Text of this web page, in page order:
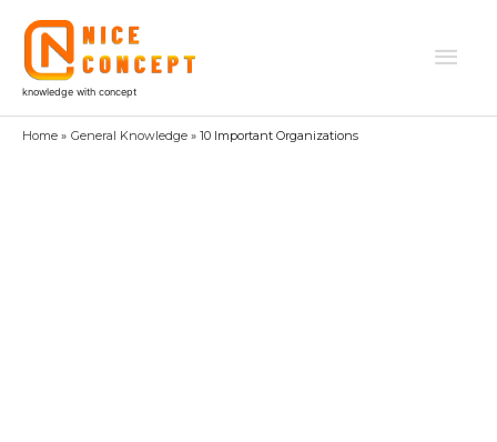
content
knowledge with concept
Home General Knowledge 10 Important Organizations